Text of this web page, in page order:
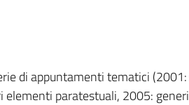
di appuntamenti tematici
paratestuali, 2005: